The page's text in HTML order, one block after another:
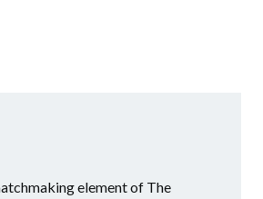
element of The